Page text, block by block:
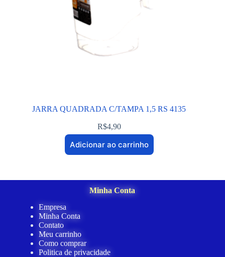
JARRA QUADRADA C/TAMPA 1,5 RS 4135
R$4,90
Adicionar ao carrinho
Minha Conta
Empresa
Minha Conta
Contato
Meu carrinho
Como comprar
Politica de privacidade